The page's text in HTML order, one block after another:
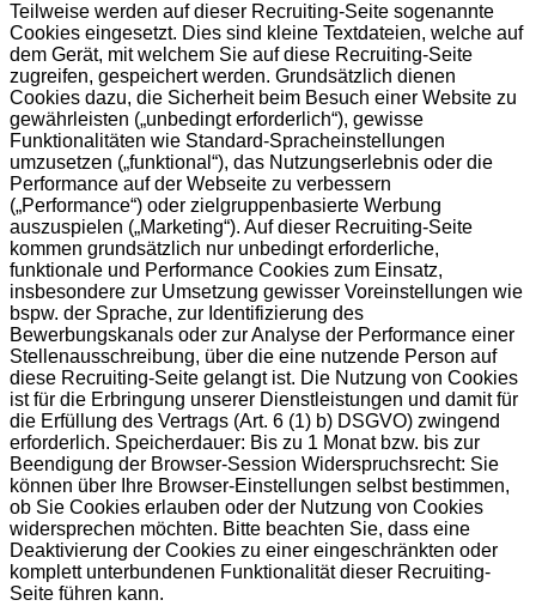
Teilweise werden auf dieser Recruiting-Seite sogenannte
Cookies eingesetzt. Dies sind kleine Textdateien, welche auf
dem Gerät, mit welchem Sie auf diese Recruiting-Seite
zugreifen, gespeichert werden. Grundsätzlich dienen
Cookies dazu, die Sicherheit beim Besuch einer Website zu
gewährleisten („unbedingt erforderlich“), gewisse
Funktionalitäten wie Standard-Spracheinstellungen
umzusetzen („funktional“), das Nutzungserlebnis oder die
Performance auf der Webseite zu verbessern
(„Performance“) oder zielgruppenbasierte Werbung
auszuspielen („Marketing“). Auf dieser Recruiting-Seite
kommen grundsätzlich nur unbedingt erforderliche,
funktionale und Performance Cookies zum Einsatz,
insbesondere zur Umsetzung gewisser Voreinstellungen wie
bspw. der Sprache, zur Identifizierung des
Bewerbungskanals oder zur Analyse der Performance einer
Stellenausschreibung, über die eine nutzende Person auf
diese Recruiting-Seite gelangt ist. Die Nutzung von Cookies
ist für die Erbringung unserer Dienstleistungen und damit für
die Erfüllung des Vertrags (Art. 6 (1) b) DSGVO) zwingend
erforderlich. Speicherdauer: Bis zu 1 Monat bzw. bis zur
Beendigung der Browser-Session Widerspruchsrecht: Sie
können über Ihre Browser-Einstellungen selbst bestimmen,
ob Sie Cookies erlauben oder der Nutzung von Cookies
widersprechen möchten. Bitte beachten Sie, dass eine
Deaktivierung der Cookies zu einer eingeschränkten oder
komplett unterbundenen Funktionalität dieser Recruiting-
Seite führen kann.